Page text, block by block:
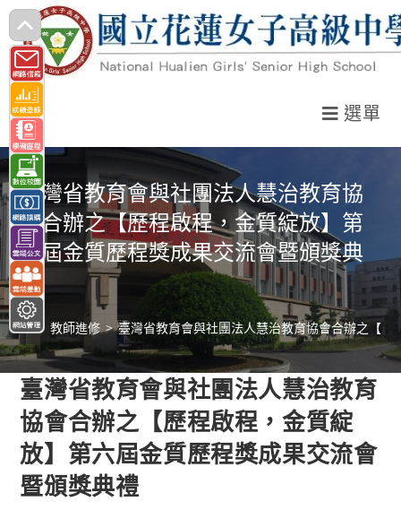
跳
轉
至
主
要
內
容
選單
臺灣省教育會與社團法人慧治教育協
會合辦之【歷程啟程，金質綻放】第
六屆金質歷程獎成果交流會暨頒獎典
禮
> 教師進修 > 臺灣省教育會與社團法人慧治教育協會合辦之【
臺灣省教育會與社團法人慧治教育
協會合辦之【歷程啟程，金質綻
放】第六屆金質歷程獎成果交流會
暨頒獎典禮